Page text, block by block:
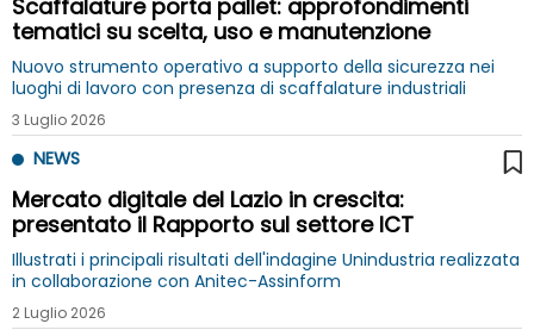
Scaffalature porta pallet: approfondimenti
tematici su scelta, uso e manutenzione
Nuovo strumento operativo a supporto della sicurezza nei
luoghi di lavoro con presenza di scaffalature industriali
3 Luglio 2026
NEWS
Mercato digitale del Lazio in crescita:
presentato il Rapporto sul settore ICT
Illustrati i principali risultati dell'indagine Unindustria realizzata
in collaborazione con Anitec-Assinform
2 Luglio 2026